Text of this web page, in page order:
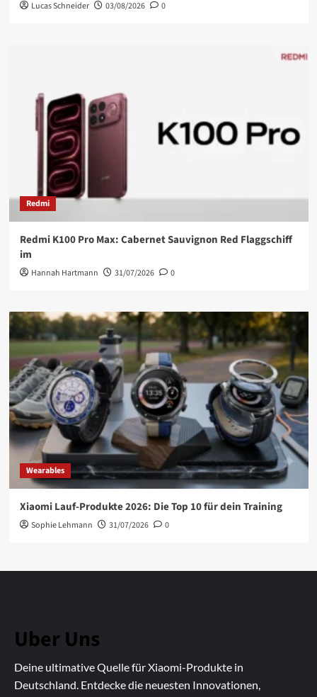
Lucas Schneider 03/08/2026 0
Redmi
Redmi K100 Pro Max: Cabernet Sauvignon Red Flaggschiff
im
Hannah Hartmann 31/07/2026 0
Wearables
Xiaomi Lauf-Produkte 2026: Die Top 10 für dein Training
Sophie Lehmann 31/07/2026 0
Uber Uns
Deine ultimative Quelle für Xiaomi-Produkte in
Deutschland. Entdecke die neuesten Innovationen,